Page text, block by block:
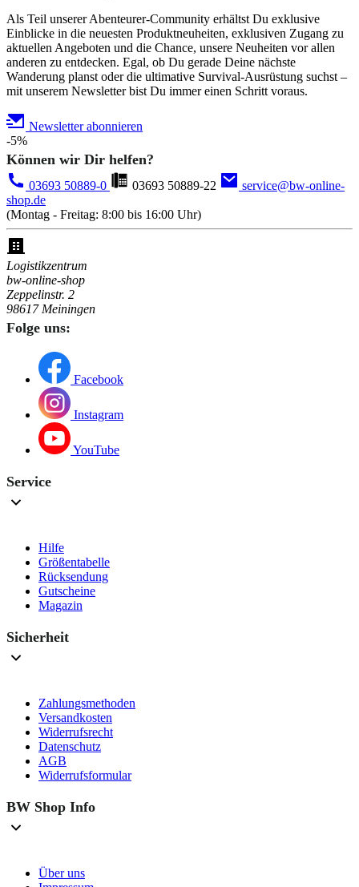
Als Teil unserer Abenteurer-Community erhältst Du exklusive
Einblicke in die neuesten Produktneuheiten, exklusiven Zugang zu
aktuellen Angeboten und die Chance, unsere Neuheiten vor allen
anderen zu entdecken. Egal, ob Du gerade Deine nächste
Wanderung planst oder die ultimative Survival-Ausrüstung suchst –
mit unserem Newsletter bist Du immer einen Schritt voraus.
Newsletter abonnieren
-5%
Können wir Dir helfen?
03693 50889-0 03693 50889-22
service@bw-online-
shop.de
(Montag - Freitag: 8:00 bis 16:00 Uhr)
Logistikzentrum
bw-online-shop
Zeppelinstr. 2
98617 Meiningen
Folge uns:
Facebook
Instagram
YouTube
Service
Hilfe
Größentabelle
Rücksendung
Gutscheine
Magazin
Sicherheit
Zahlungsmethoden
Versandkosten
Widerrufsrecht
Datenschutz
AGB
Widerrufsformular
BW Shop Info
Über uns